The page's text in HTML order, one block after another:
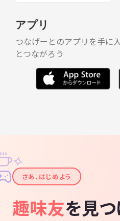
アプリ
つなげーとのアプリを手に
とつながろう
✦
✧
さあ、はじめよう
趣味友を見つ